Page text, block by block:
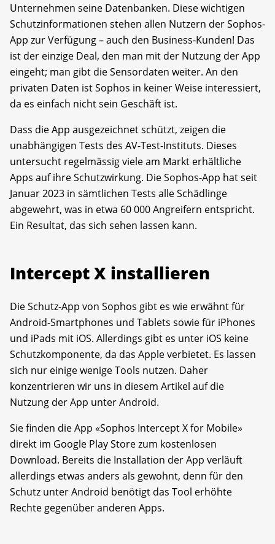
Unternehmen seine Datenbanken. Diese wichtigen
Schutz­informationen stehen allen Nutzern der Sophos-
App zur Verfügung – auch den Business-Kunden! Das
ist der einzige Deal, den man mit der Nutzung der App
eingeht; man gibt die Sensordaten weiter. An den
privaten Daten ist Sophos in keiner Weise interessiert,
da es einfach nicht sein Geschäft ist.
Dass die App ausgezeichnet schützt, zeigen die
unabhängigen Tests des AV-Test-Instituts. Dieses
untersucht regelmässig viele am Markt erhältliche
Apps auf ihre Schutzwirkung. Die Sophos-App hat seit
Januar 2023 in sämtlichen Tests alle Schädlinge
abgewehrt, was in etwa 60 000 Angreifern entspricht.
Ein Resultat, das sich sehen lassen kann.
Intercept X installieren
Die Schutz-App von Sophos gibt es wie erwähnt für
Android-Smartphones und Tablets sowie für iPhones
und iPads mit iOS. Allerdings gibt es unter iOS keine
Schutzkomponente, da das Apple verbietet. Es lassen
sich nur einige wenige Tools nutzen. Daher
konzentrieren wir uns in diesem Artikel auf die
Nutzung der App unter Android.
Sie finden die App «Sophos Intercept X for Mobile»
direkt im Google Play Store zum kostenlosen
Download. Bereits die Installation der App verläuft
allerdings etwas anders als gewohnt, denn für den
Schutz unter Android benötigt das Tool erhöhte
Rechte gegenüber anderen Apps.